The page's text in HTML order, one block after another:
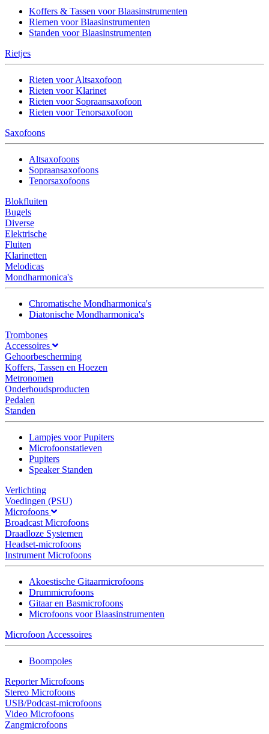
Koffers & Tassen voor Blaasinstrumenten
Riemen voor Blaasinstrumenten
Standen voor Blaasinstrumenten
Rietjes
Rieten voor Altsaxofoon
Rieten voor Klarinet
Rieten voor Sopraansaxofoon
Rieten voor Tenorsaxofoon
Saxofoons
Altsaxofoons
Sopraansaxofoons
Tenorsaxofoons
Blokfluiten
Bugels
Diverse
Elektrische
Fluiten
Klarinetten
Melodicas
Mondharmonica's
Chromatische Mondharmonica's
Diatonische Mondharmonica's
Trombones
Accessoires
Gehoorbescherming
Koffers, Tassen en Hoezen
Metronomen
Onderhoudsproducten
Pedalen
Standen
Lampjes voor Pupiters
Microfoonstatieven
Pupiters
Speaker Standen
Verlichting
Voedingen (PSU)
Microfoons
Broadcast Microfoons
Draadloze Systemen
Headset-microfoons
Instrument Microfoons
Akoestische Gitaarmicrofoons
Drummicrofoons
Gitaar en Basmicrofoons
Microfoons voor Blaasinstrumenten
Microfoon Accessoires
Boompoles
Reporter Microfoons
Stereo Microfoons
USB/Podcast-microfoons
Video Microfoons
Zangmicrofoons